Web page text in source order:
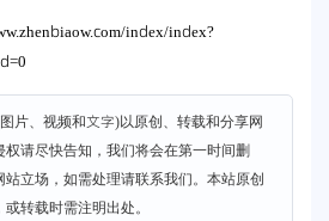
index/index?
片、视频和文字)以原创、转载和分享网
请尽快告知，我们将会在第一时间删
立场，如需处理请联系我们。本站原创
转载时需注明出处。